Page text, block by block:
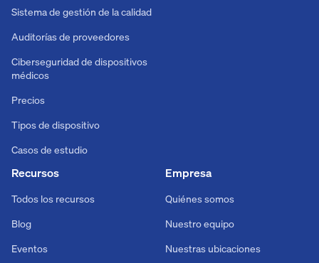
Sistema de gestión de la calidad
Auditorías de proveedores
Ciberseguridad de dispositivos
médicos
Precios
Tipos de dispositivo
Casos de estudio
Recursos
Todos los recursos
Blog
Eventos
Empresa
Quiénes somos
Nuestro equipo
Nuestras ubicaciones